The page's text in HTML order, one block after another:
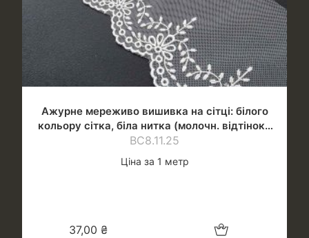
Ажурне мереживо вишивка на сітці: білого
кольору сітка, біла нитка (молочн. відтінок),
шир.10 см
ВС8.11.25
Ціна за 1 метр
37,00 ₴ Додати в кошик